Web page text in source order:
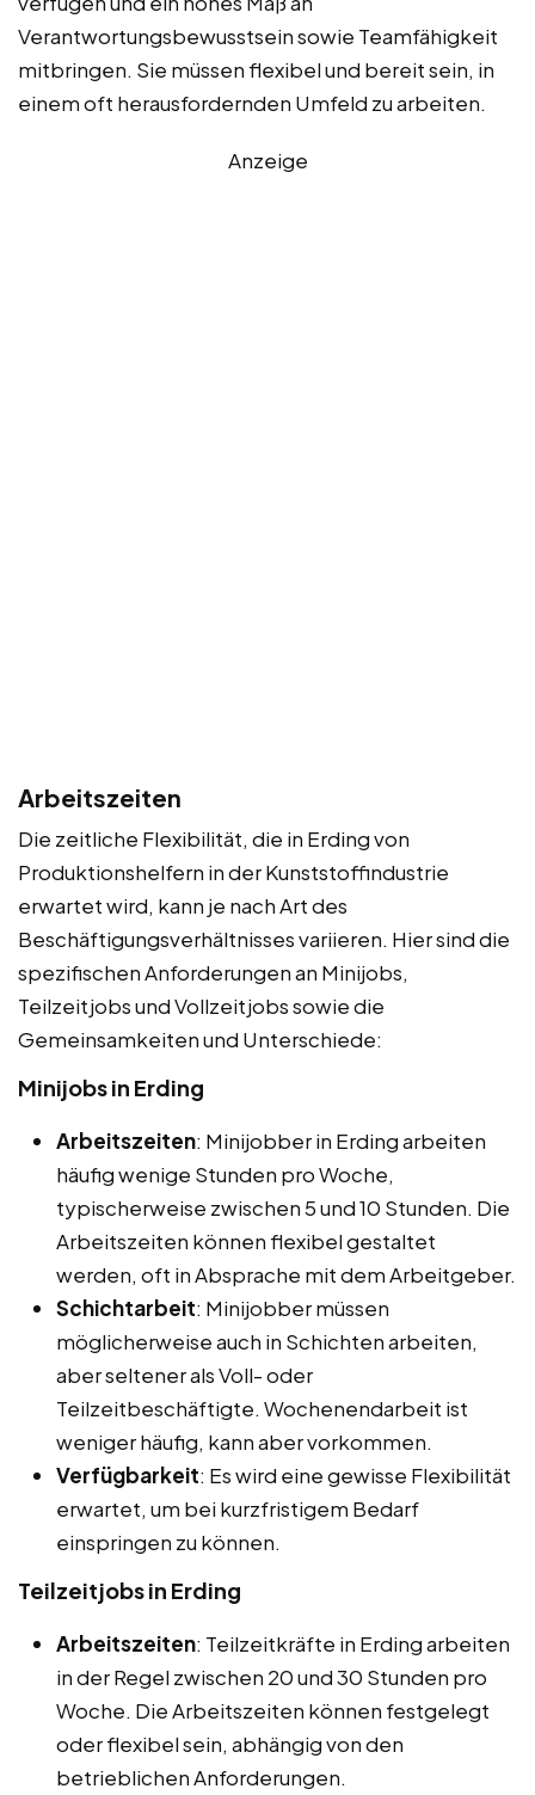
Verantwortungsbewusstsein sowie Teamfähigkeit
mitbringen. Sie müssen flexibel und bereit sein, in
einem oft herausfordernden Umfeld zu arbeiten.
Anzeige
Arbeitszeiten
Die zeitliche Flexibilität, die in Erding von
Produktionshelfern in der Kunststoffindustrie
erwartet wird, kann je nach Art des
Beschäftigungsverhältnisses variieren. Hier sind die
spezifischen Anforderungen an Minijobs,
Teilzeitjobs und Vollzeitjobs sowie die
Gemeinsamkeiten und Unterschiede:
Minijobs in Erding
Arbeitszeiten: Minijobber in Erding arbeiten
häufig wenige Stunden pro Woche,
typischerweise zwischen 5 und 10 Stunden. Die
Arbeitszeiten können flexibel gestaltet
werden, oft in Absprache mit dem Arbeitgeber.
Schichtarbeit: Minijobber müssen
möglicherweise auch in Schichten arbeiten,
aber seltener als Voll- oder
Teilzeitbeschäftigte. Wochenendarbeit ist
weniger häufig, kann aber vorkommen.
Verfügbarkeit: Es wird eine gewisse Flexibilität
erwartet, um bei kurzfristigem Bedarf
einspringen zu können.
Teilzeitjobs in Erding
Arbeitszeiten: Teilzeitkräfte in Erding arbeiten
in der Regel zwischen 20 und 30 Stunden pro
Woche. Die Arbeitszeiten können festgelegt
oder flexibel sein, abhängig von den
betrieblichen Anforderungen.